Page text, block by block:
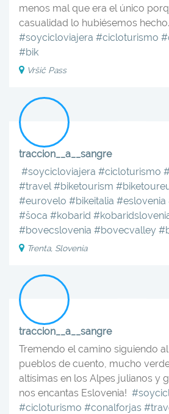
menos mal que era el único
casualidad lo hubiésemos
#soycicloviajera #cicloturismo
#bik
Vršič Pass
traccion__a__sangre
#soycicloviajera #cicloturismo
#travel #biketourism
#eurovelo #bikeitalia #eslovenia
#šoca #kobarid
#bovecslovenia #bovecvalley
Trenta, Slovenia
traccion__a__sangre
Tremendo el camino siguiendo
pueblos de cuento, mucho
altísimas en los Alpes julianos y
nos encantas Eslovenia! ‍️‍️
#cicloturismo #conalforjas